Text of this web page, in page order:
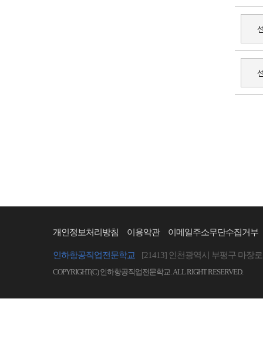
개인정보처리방침 이용약관 이메일주소무단수집거부
인하항공직업전문학교 [21413] 인천광역시 부평구 마장
COPYRIGHT(C) 인하항공직업전문학교. ALL RIGHT RESERVED.